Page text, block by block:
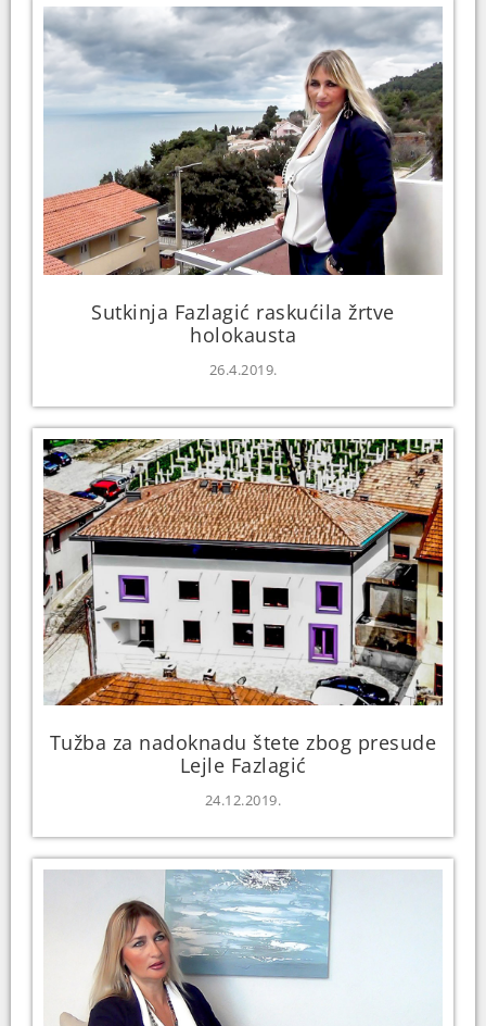
Sutkinja Fazlagić raskućila žrtve
holokausta
26.4.2019.
Tužba za nadoknadu štete zbog presude
Lejle Fazlagić
24.12.2019.